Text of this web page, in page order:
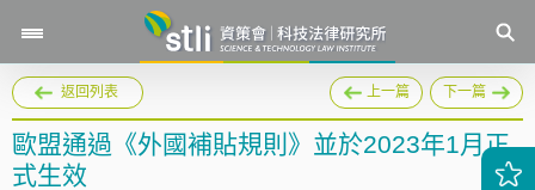
返回列表 上一篇 下一篇
歐盟通過《外國補貼規則》並於2023年1月正
式生效